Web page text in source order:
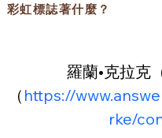
彩虹標誌著什麼？
羅蘭•克拉克
（ https://
rke/